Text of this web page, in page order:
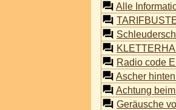
Alle
Radio code
Ascher
Achtung
Geräusche